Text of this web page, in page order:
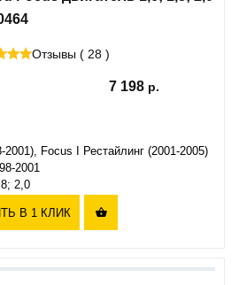
Отзывы ( 28 )
7 198
2001), Focus I Рестайлинг (2001-2005)
2001
2,0
В 1 КЛИК 